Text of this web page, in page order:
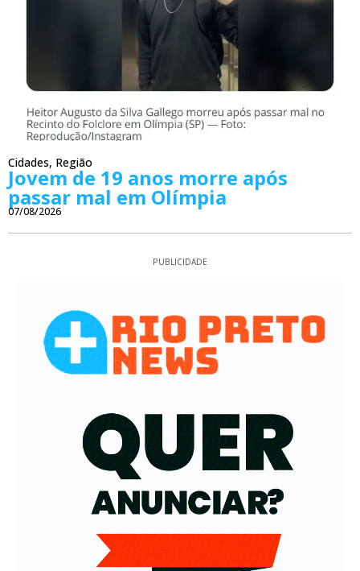
Cidades, Região
Jovem de 19 anos morre após
passar mal em Olímpia
07/08/2026
PUBLICIDADE